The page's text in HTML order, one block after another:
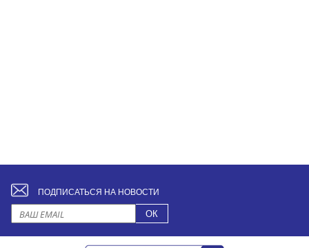
ПОДПИСАТЬСЯ НА НОВОСТИ